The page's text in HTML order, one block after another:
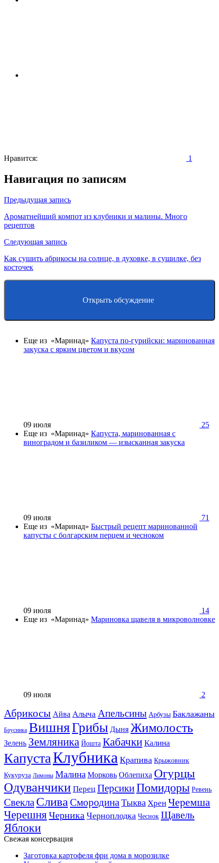
Нравится: 1
Навигация по записям
Предыдущая запись
Ароматнейший компот из клубники и малины. Много
рецептов
Следующая запись
Как сушить абрикосы на солнце, в духовке, в сушилке, без
косточек
Открыть обсуждение
Еще из «Маринад» Капуста по-гурийски: маринованная
закуска с ярким цветом и вкусом
09 июля
25
Еще из «Маринад» Капуста, маринованная с
виноградом и базиликом — изысканная закуска
09 июля
71
Еще из «Маринад» Быстрый рецепт маринованной
капусты с болгарским перцем и чесноком
09 июля
14
Еще из «Маринад» Мариновка щавеля в микроволновке
09 июля 2
Абрикосы Айва Алыча Апельсины Арбузы Баклажаны
Брусника ВишняГрибы Дыня Жимолость
Зелень Земляника Йошта Кабачки Калина
КапустаКлубника Крапива Крыжовник
Кукуруза Лимоны Малина Морковь Облепиха Огурцы
Одуванчики Перец ПерсикиПомидоры Ревень
Свекла Слива СмородинаТыква Хрен Черемша
Черешня Черника Черноплодка Чеснок Щавель
Яблоки
Свежая консервация
Заготовка картофеля фри дома в морозилке